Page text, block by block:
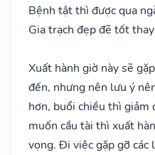
Bệnh tật thì được qua
Gia trạch đẹp đẽ tốt
Xuất hành giờ này sẽ
đến, nhưng nên lưu ý
hơn, buổi chiều thì
muốn cầu tài thì xuất
vọng. Đi việc gặp gỡ các